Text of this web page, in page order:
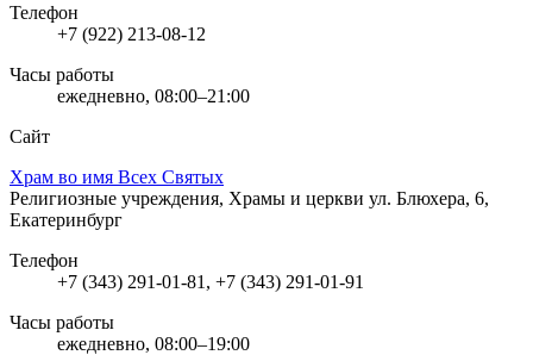
Телефон
+7 (922) 213-08-12
Часы работы
ежедневно, 08:00–21:00
Сайт
Храм во имя Всех Святых
Религиозные учреждения, Храмы и церкви ул. Блюхера, 6,
Екатеринбург
Телефон
+7 (343) 291-01-81, +7 (343) 291-01-91
Часы работы
ежедневно, 08:00–19:00